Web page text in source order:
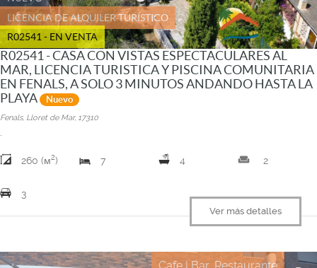
LICENCIA DE ALQUILER TURÍSTICO
R02541 - EN VENTA
R02541 - CASA CON VISTAS ESPECTACULARES AL
MAR, LICENCIA TURISTICA Y PISCINA COMUNITARIA
EN FENALS, A SOLO 3 MINUTOS ANDANDO HASTA LA
PLAYA
Nuevo
Fenals, Lloret de Mar, 17310
260 (м2) 7 4 weekend 2
3
Ver más detalles
Cafe | Bar, Restaurante